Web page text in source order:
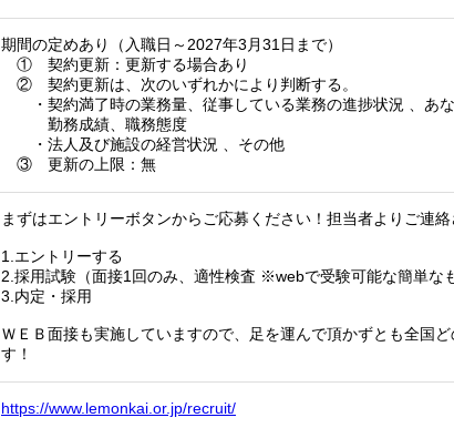
期間の定めあり（入職日～2027年3月31日まで）
① 契約更新：更新する場合あり
② 契約更新は、次のいずれかにより判断する。
・契約満了時の業務量、従事している業務の進捗状況 、あ
勤務成績、職務態度
・法人及び施設の経営状況 、その他
③ 更新の上限：無
まずはエントリーボタンからご応募ください！担当者よりご連
1.エントリーする
2.採用試験（面接1回のみ、適性検査 ※webで受験可能な簡単な
3.内定・採用
ＷＥＢ面接も実施していますので、足を運んで頂かずとも全国
す！
https://www.lemonkai.or.jp/recruit/